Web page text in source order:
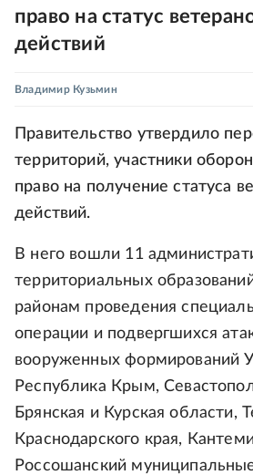
право на статус
действий
Владимир Кузьмин
Правительство утвердило
территорий, участники
право на получение статуса
действий.
В него вошли 11
территориальных
районам проведения
операции и подвергшихся
вооруженных формирований
Республика Крым,
Брянская и Курская области,
Краснодарского края,
Россошанский